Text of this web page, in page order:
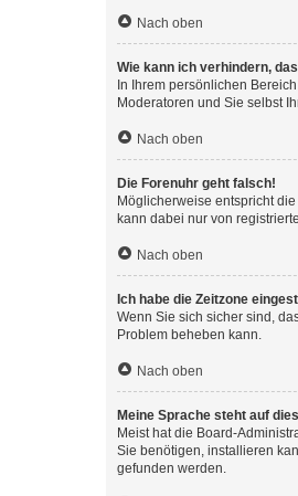
Nach oben
Wie kann ich verhindern,
In Ihrem persönlichen
Moderatoren und Sie selbst
Nach oben
Die Forenuhr geht falsch!
Möglicherweise entspricht
kann dabei nur von
Nach oben
Ich habe die Zeitzone
Wenn Sie sich sicher sind,
Problem beheben kann.
Nach oben
Meine Sprache steht auf
Meist hat die Board-
Sie benötigen, installieren
gefunden werden.